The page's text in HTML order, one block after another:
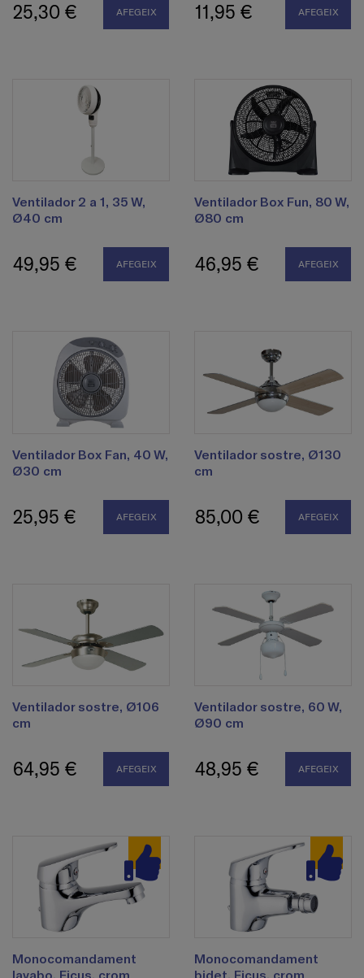
25,30 € AFEGEIX 11,95 € AFEGEIX
Ventilador 2 a 1, 35 W,
Ø40 cm
49,95 € AFEGEIX
Ventilador Box Fun, 80 W,
Ø80 cm
46,95 € AFEGEIX
Ventilador Box Fan, 40 W,
Ø30 cm
25,95 € AFEGEIX
Ventilador sostre, Ø130
cm
85,00 € AFEGEIX
Ventilador sostre, Ø106
cm
64,95 € AFEGEIX
Ventilador sostre, 60 W,
Ø90 cm
48,95 € AFEGEIX
Monocomandament
lavabo, Ficus, crom
Monocomandament
bidet, Ficus, crom